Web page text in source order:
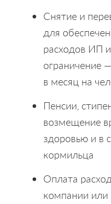
Снятие и
для
расходов ИП
ограничение
в месяц на
Пенсии,
возмещение
здоровью и в
кормильца
Оплата
компании